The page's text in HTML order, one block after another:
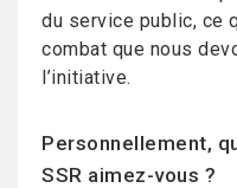
du service public, ce
combat que nous
l’initiative.
Personnellement,
SSR aimez-vous ?